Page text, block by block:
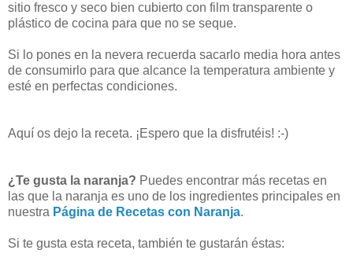
sitio fresco y seco bien cubierto con film transparente o
plástico de cocina para que no se seque.
Si lo pones en la nevera recuerda sacarlo media hora antes
de consumirlo para que alcance la temperatura ambiente y
esté en perfectas condiciones.
Aquí os dejo la receta. ¡Espero que la disfrutéis! :-)
¿Te gusta la naranja? Puedes encontrar más recetas en
las que la naranja es uno de los ingredientes principales en
nuestra Página de Recetas con Naranja.
Si te gusta esta receta, también te gustarán éstas: